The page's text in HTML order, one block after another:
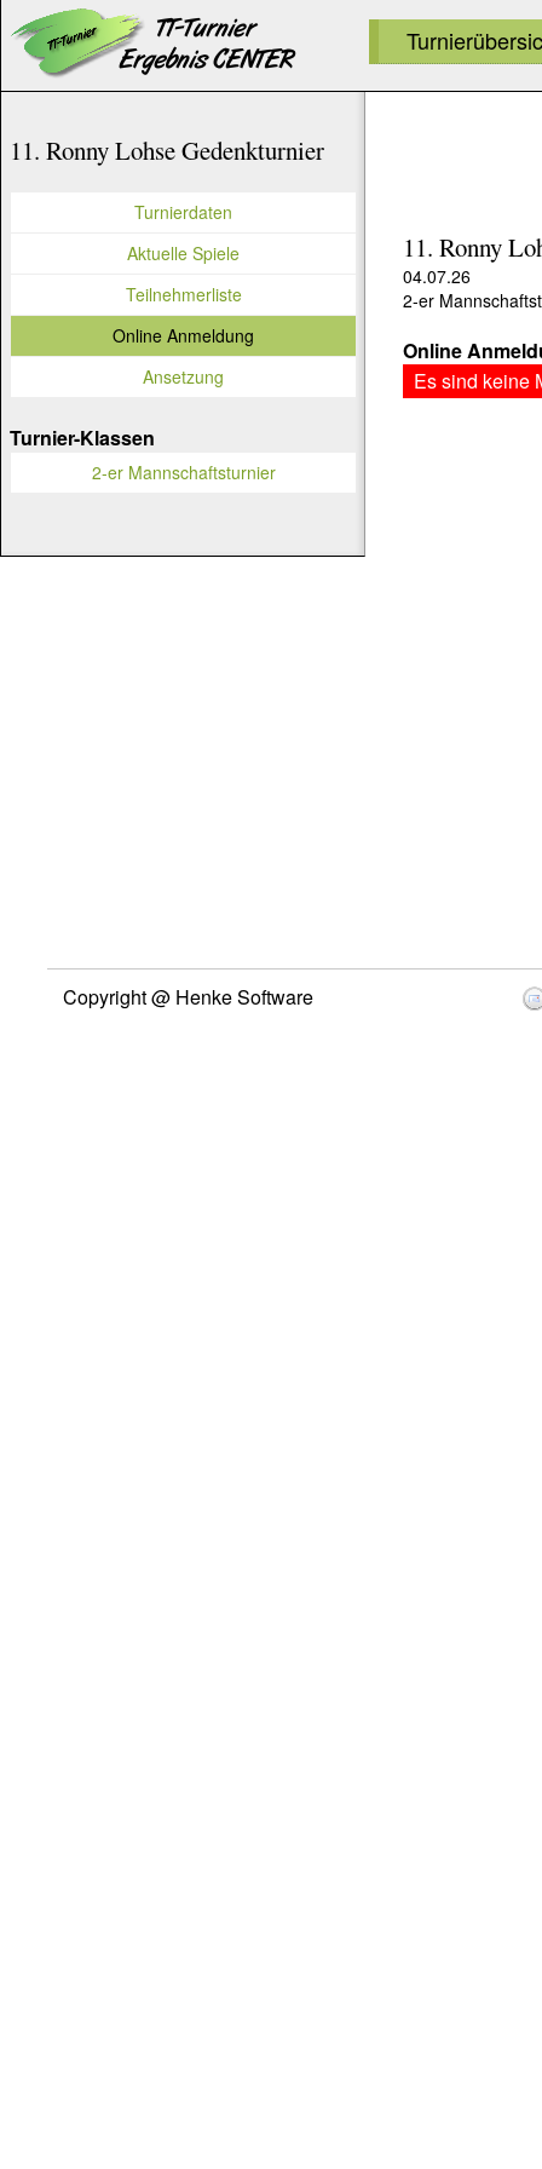
11. Ronny
04.07.26
2-er
Online
Es sind keine
11. Ronny Lohse Gedenkturnier
Turnierdaten
Aktuelle Spiele
Teilnehmerliste
Online Anmeldung
Ansetzung
Turnier-Klassen
2-er Mannschaftsturnier
Copyright @ Henke Software